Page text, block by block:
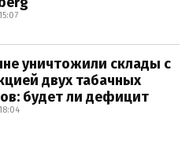
уничтожили склады с
двух табачных
будет ли дефицит